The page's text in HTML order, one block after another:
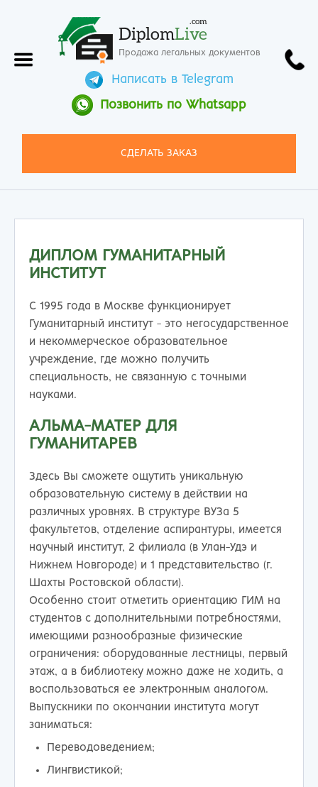
DiplomLive
.com
Продажа легальных документов
Написать в Telegram
Позвонить по Whatsapp
СДЕЛАТЬ ЗАКАЗ
ДИПЛОМ ГУМАНИТАРНЫЙ
ИНСТИТУТ
С 1995 года в Москве функционирует
Гуманитарный институт - это негосударственное
и некоммерческое образовательное
учреждение, где можно получить
специальность, не связанную с точными
науками.
АЛЬМА-МАТЕР ДЛЯ
ГУМАНИТАРЕВ
Здесь Вы сможете ощутить уникальную
образовательную систему в действии на
различных уровнях. В структуре ВУЗа 5
факультетов, отделение аспирантуры, имеется
научный институт, 2 филиала (в Улан-Удэ и
Нижнем Новгороде) и 1 представительство (г.
Шахты Ростовской области).
Особенно стоит отметить ориентацию ГИМ на
студентов с дополнительными потребностями,
имеющими разнообразные физические
ограничения: оборудованные лестницы, первый
этаж, а в библиотеку можно даже не ходить, а
воспользоваться ее электронным аналогом.
Выпускники по окончании института могут
заниматься:
Переводоведением;
Лингвистикой;